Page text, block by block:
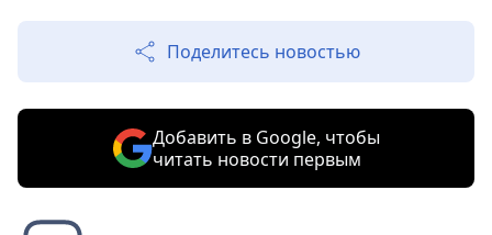
Поделитесь новостью
Добавить в Google, чтобы
читать новости первым